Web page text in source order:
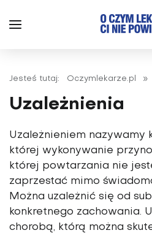
Jesteś tutaj: Oczymlekarze.pl »
Uzależnienia
Uzależnieniem nazywamy
której wykonywanie
której powtarzania nie
zaprzestać mimo
Można uzależnić się od
konkretnego zachowania.
chorobą, którą można